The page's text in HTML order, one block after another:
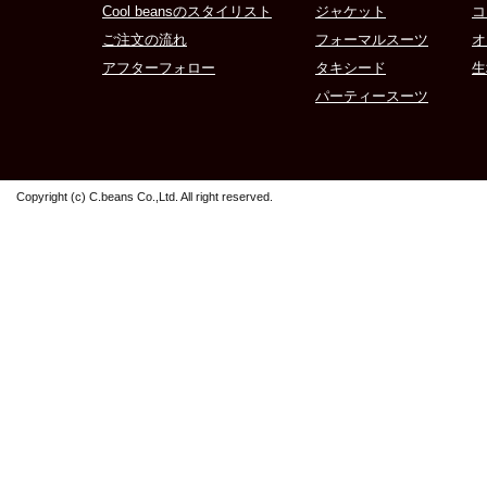
Cool beansのスタイリスト
ご注文の流れ
アフターフォロー
ジャケット
フォーマルスーツ
タキシード
パーティースーツ
Copyright (c) C.beans Co.,Ltd. All right reserved.